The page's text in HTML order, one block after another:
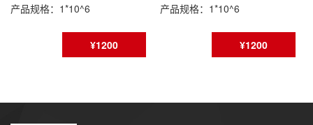
产品规格：1*10^6
¥1200
产品规格：1*10^6
¥1200